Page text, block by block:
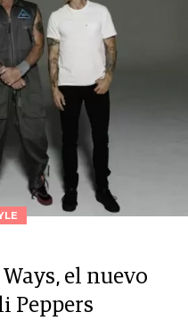
el nuevo
Peppers